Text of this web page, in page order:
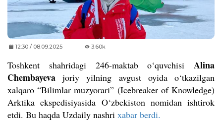
12:30 / 08.09.2025 3.60k
Toshkent shahridagi 246-maktab o‘quvchisi Alina
Chembayeva joriy yilning avgust oyida o‘tkazilgan
xalqaro “Bilimlar muzyorari” (Icebreaker of Knowledge)
Arktika ekspedisiyasida O‘zbekiston nomidan ishtirok
etdi. Bu haqda Uzdaily nashri xabar berdi.